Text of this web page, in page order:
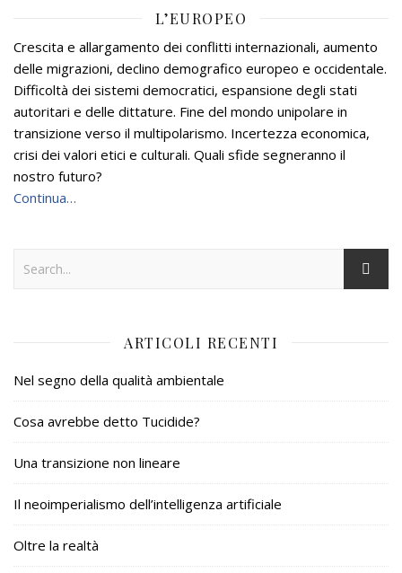
L’EUROPEO
Crescita e allargamento dei conflitti internazionali, aumento
delle migrazioni, declino demografico europeo e occidentale.
Difficoltà dei sistemi democratici, espansione degli stati
autoritari e delle dittature. Fine del mondo unipolare in
transizione verso il multipolarismo. Incertezza economica,
crisi dei valori etici e culturali. Quali sfide segneranno il
nostro futuro?
Continua…
ARTICOLI RECENTI
Nel segno della qualità ambientale
Cosa avrebbe detto Tucidide?
Una transizione non lineare
Il neoimperialismo dell’intelligenza artificiale
Oltre la realtà